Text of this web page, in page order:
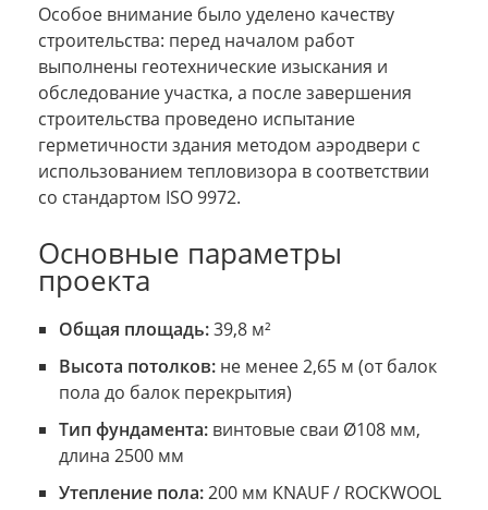
Особое внимание было уделено качеству
строительства: перед началом работ
выполнены геотехнические изыскания и
обследование участка, а после завершения
строительства проведено испытание
герметичности здания методом аэродвери с
использованием тепловизора в соответствии
со стандартом ISO 9972.
Основные параметры
проекта
Общая площадь:39,8 м²
Высота потолков:не менее 2,65 м (от балок
пола до балок перекрытия)
Тип фундамента:винтовые сваи Ø108 мм,
длина 2500 мм
Утепление пола:200 мм KNAUF / ROCKWOOL